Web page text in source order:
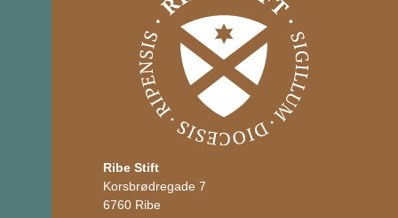
Ribe Stift
Korsbrødregade 7
6760 Ribe